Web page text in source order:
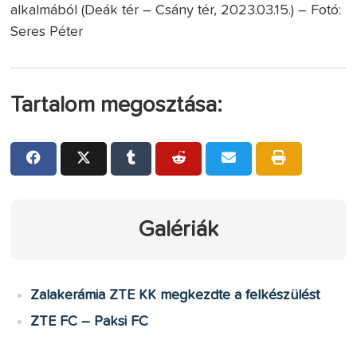
alkalmából (Deák tér – Csány tér, 2023.03.15.) – Fotó:
Seres Péter
Tartalom megosztása:
Galériák
Zalakerámia ZTE KK megkezdte a felkészülést
ZTE FC – Paksi FC